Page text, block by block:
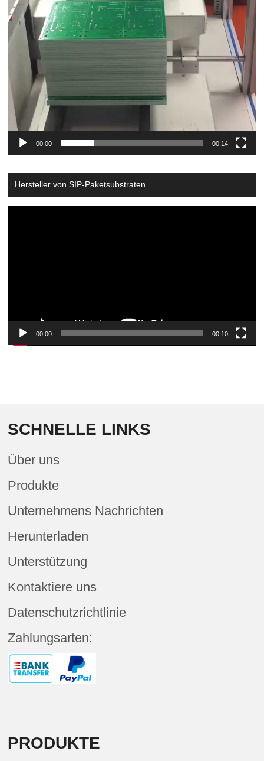
00:00 00:14
Hersteller von SIP-Paketsubstraten
00:00 00:10
SCHNELLE LINKS
Über uns
Produkte
Unternehmens Nachrichten
Herunterladen
Unterstützung
Kontaktiere uns
Datenschutzrichtlinie
Zahlungsarten:
PRODUKTE